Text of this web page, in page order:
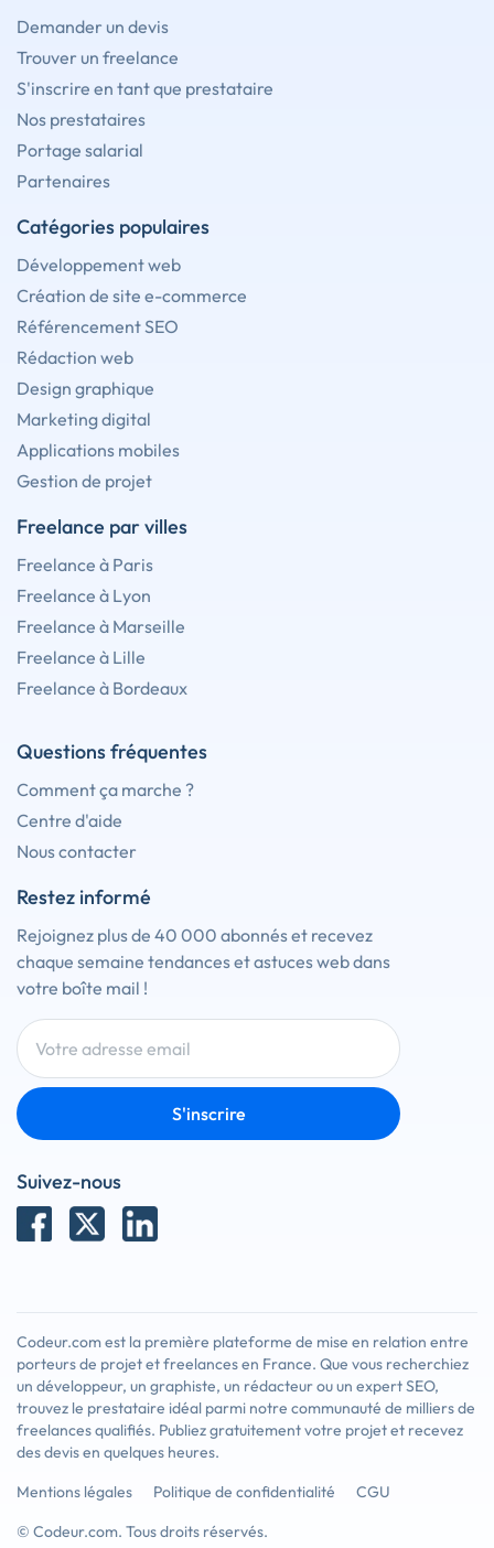
Demander un devis
Trouver un freelance
S'inscrire en tant que prestataire
Nos prestataires
Portage salarial
Partenaires
Catégories populaires
Développement web
Création de site e-commerce
Référencement SEO
Rédaction web
Design graphique
Marketing digital
Applications mobiles
Gestion de projet
Freelance par villes
Freelance à Paris
Freelance à Lyon
Freelance à Marseille
Freelance à Lille
Freelance à Bordeaux
Questions fréquentes
Comment ça marche ?
Centre d'aide
Nous contacter
Restez informé
Rejoignez plus de 40 000 abonnés et recevez
chaque semaine tendances et astuces web dans
votre boîte mail !
S'inscrire
Suivez-nous
Codeur.com est la première plateforme de mise en relation entre
porteurs de projet et freelances en France. Que vous recherchiez
un développeur, un graphiste, un rédacteur ou un expert SEO,
trouvez le prestataire idéal parmi notre communauté de milliers de
freelances qualifiés. Publiez gratuitement votre projet et recevez
des devis en quelques heures.
Mentions légales
Politique de confidentialité
CGU
© Codeur.com. Tous droits réservés.